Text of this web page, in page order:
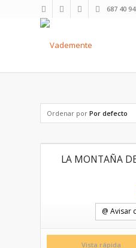
687 40
Ordenar por Por defecto
LA MONTAÑA
@ Avisar
Vista rápida